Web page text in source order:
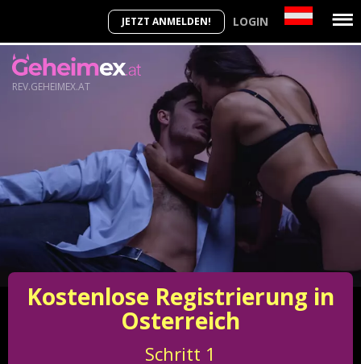
JETZT ANMELDEN! LOGIN
REV.GEHEIMEX.AT
Kostenlose Registrierung in
Osterreich
Schritt 1